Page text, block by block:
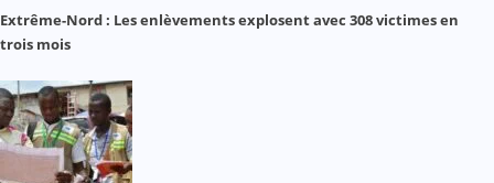
Extrême-Nord : Les enlèvements explosent avec 308 victimes en
trois mois